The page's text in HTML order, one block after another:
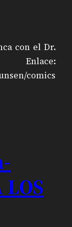
con el Dr.
comics